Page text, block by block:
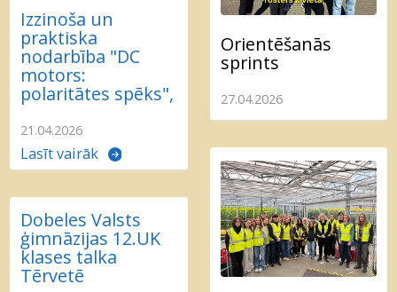
Izzinoša un
praktiska
nodarbība "DC
motors:
polaritātes spēks",
21.04.2026
Lasīt vairāk
Orientēšanās
sprints
27.04.2026
Dobeles Valsts
ģimnāzijas 12.UK
klases talka
Tērvetē